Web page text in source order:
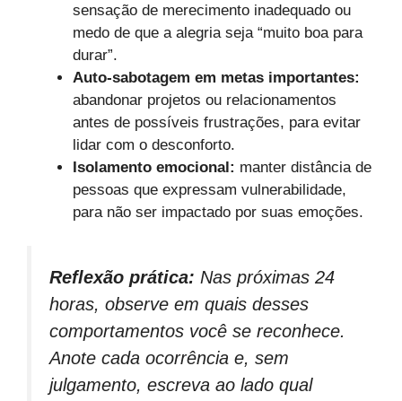
sensação de merecimento inadequado ou
medo de que a alegria seja “muito boa para
durar”.
Auto-sabotagem em metas importantes:
abandonar projetos ou relacionamentos
antes de possíveis frustrações, para evitar
lidar com o desconforto.
Isolamento emocional: manter distância de
pessoas que expressam vulnerabilidade,
para não ser impactado por suas emoções.
Reflexão prática: Nas próximas 24
horas, observe em quais desses
comportamentos você se reconhece.
Anote cada ocorrência e, sem
julgamento, escreva ao lado qual